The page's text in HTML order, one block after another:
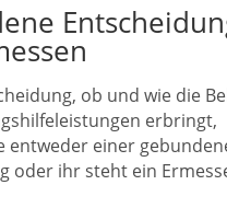
ob und wie die
erbringt,
entweder einer
oder ihr steht ein